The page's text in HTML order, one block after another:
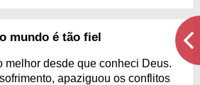
mundo é tão fiel
melhor desde que conheci Deus.
apaziguou os conflitos